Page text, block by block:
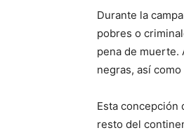
Durante la
pobres o
pena de muerte.
negras, así como
Esta concepción
resto del